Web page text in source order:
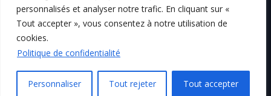
personnalisés et analyser notre trafic. En cliquant sur «
Tout accepter », vous consentez à notre utilisation de
cookies.
Politique de confidentialité
Personnaliser Tout rejeter Tout accepter
Mentions légales